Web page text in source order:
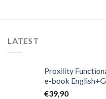
LATEST
Proxility
e-book
€39,90